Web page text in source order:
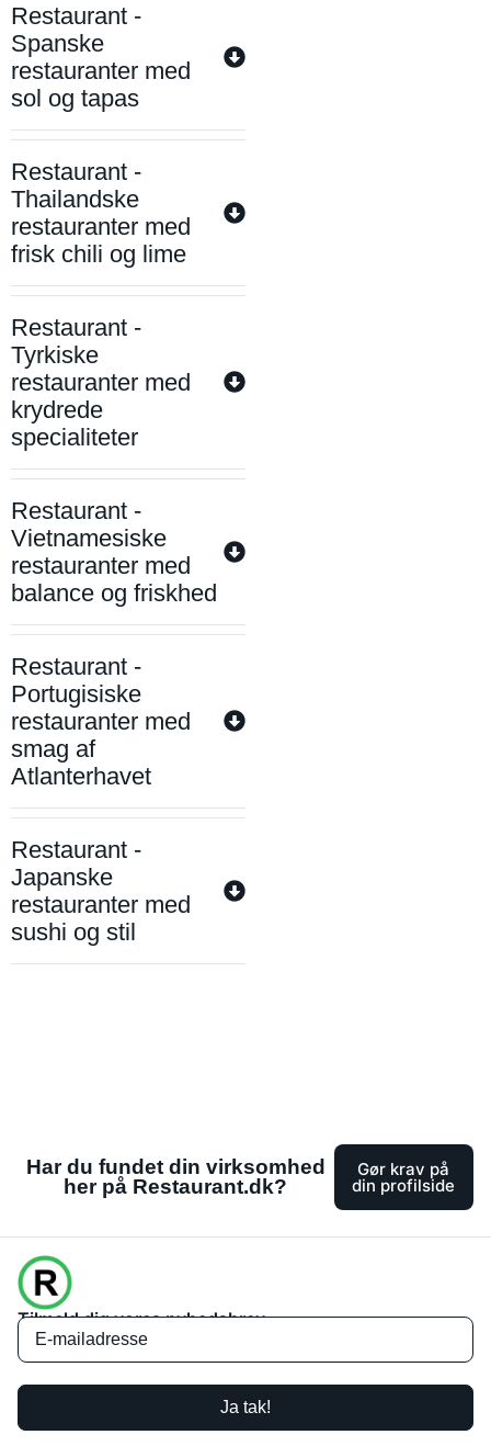
Restaurant -
Spanske
restauranter med
sol og tapas
Restaurant -
Thailandske
restauranter med
frisk chili og lime
Restaurant -
Tyrkiske
restauranter med
krydrede
specialiteter
Restaurant -
Vietnamesiske
restauranter med
balance og friskhed
Restaurant -
Portugisiske
restauranter med
smag af
Atlanterhavet
Restaurant -
Japanske
restauranter med
sushi og stil
Har du fundet din virksomhed
her på Restaurant.dk?
Gør krav på
din profilside
Tilmeld dig vores nyhedsbrev
Ja tak!